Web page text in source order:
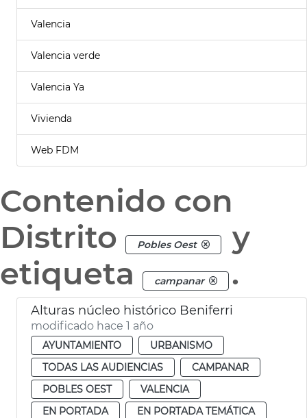
Valencia
Valencia verde
Valencia Ya
Vivienda
Web FDM
Contenido con
Distrito
Pobles Oest
y
etiqueta
campanar .
Alturas núcleo histórico Beniferri
modificado hace 1 año
AYUNTAMIENTO
URBANISMO
TODAS LAS AUDIENCIAS
CAMPANAR
POBLES OEST
VALENCIA
EN PORTADA
EN PORTADA TEMÁTICA